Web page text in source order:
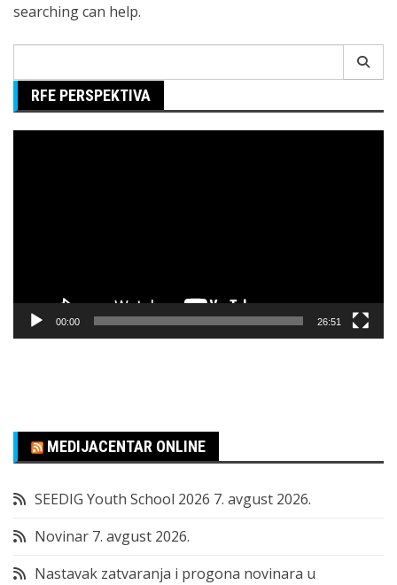
searching can help.
for:
RFE PERSPEKTIVA
00:00 26:51
MEDIJACENTAR ONLINE
SEEDIG Youth School 2026 7. avgust 2026.
Novinar 7. avgust 2026.
Nastavak zatvaranja i progona novinara u